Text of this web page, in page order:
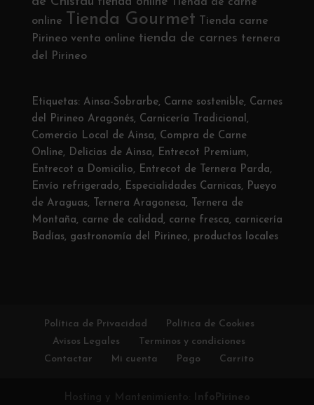
online
Tienda Gourmet
Tienda carne
Pirineo venta online tienda de carnes ternera
del Pirineo
Etiquetas: Ainsa-Sobrarbe, Carne sostenible, Carnes
del Pirineo Aragonés, Carnicería Tradicional ,
Comercio Local de Ainsa, Compra de Carne
Online, Delicias de Ainsa, Entrecot Premium,
Entrecot a Domicilio, Entrecot de Ternera Parda,
Envío refrigerado, Especialidades Carnicas, Pueyo
de Araguas, Ternera Aragonesa,
Ternera de
Montaña, carne de calidad , carne fresca, carnicería
Badías, gastronomía del Pirineo, productos locales
Política de Privacidad
Política de Cookies
Avisos Legales
Terminos y condiciones
Contactar
Mi cuenta Pago Carrito